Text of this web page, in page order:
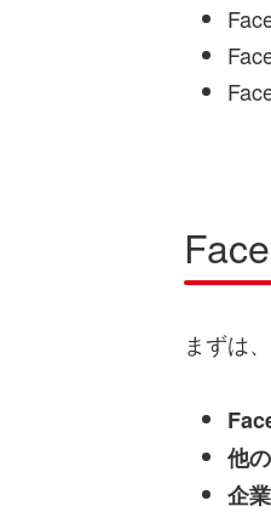
まずは
他
企